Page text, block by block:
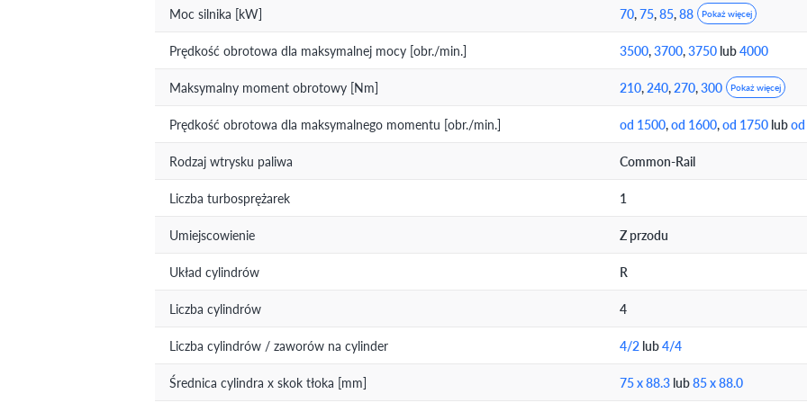
Moc silnika [kW] 70,75,85,88 Pokaż więcej
Prędkość obrotowa dla maksymalnej mocy [obr./min.] 3500,3700,3750 lub4000
Maksymalny moment obrotowy [Nm] 210,240,270,300 Pokaż więcej
Prędkość obrotowa dla maksymalnego momentu [obr./min.] od 1500,od 1600,od 1750 lub
Rodzaj wtrysku paliwa Common-Rail
Liczba turbosprężarek 1
Umiejscowienie Z przodu
Układ cylindrów R
Liczba cylindrów 4
Liczba cylindrów / zaworów na cylinder 4/2 lub4/4
Średnica cylindra x skok tłoka [mm] 75 x 88.3 lub85 x 88.0